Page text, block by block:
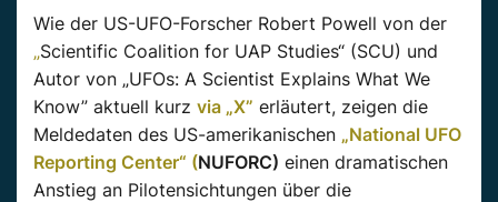
Wie der US-UFO-Forscher Robert Powell von der
„Scientific Coalition for UAP Studies“ (SCU) und
Autor von „UFOs: A Scientist Explains What We
Know” aktuell kurz via „X” erläutert, zeigen die
Meldedaten des US-amerikanischen „National UFO
Reporting Center“ (NUFORC) einen dramatischen
Anstieg an Pilotensichtungen über die